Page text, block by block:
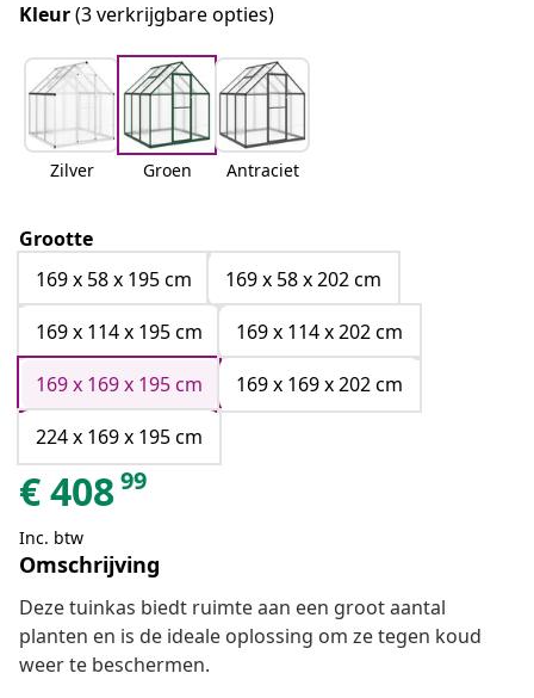
Kleur(3 verkrijgbare opties)
Zilver Groen Antraciet
Grootte
169 x 58 x 195 cm
169 x 58 x 202 cm
169 x 114 x 195 cm
169 x 114 x 202 cm
169 x 169 x 195 cm
169 x 169 x 202 cm
224 x 169 x 195 cm
€40899
Inc. btw
Omschrijving
Deze tuinkas biedt ruimte aan een groot aantal
planten en is de ideale oplossing om ze tegen koud
weer te beschermen.